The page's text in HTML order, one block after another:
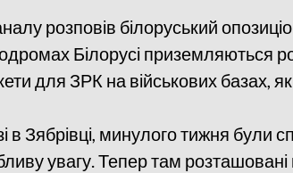
розповів білоруський
Білорусі приземляються
для ЗРК на військових базах,
в Зябрівці, минулого тижня були
увагу. Тепер там